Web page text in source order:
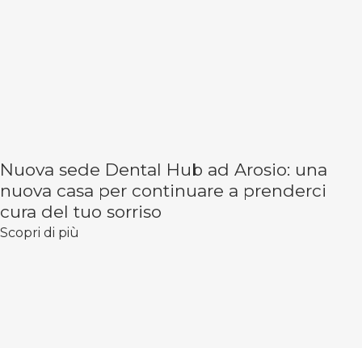
Nuova sede Dental Hub ad Arosio: una
nuova casa per continuare a prenderci
cura del tuo sorriso
Scopri di più